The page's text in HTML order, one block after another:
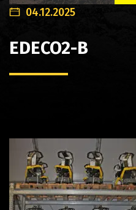
04.12.2025
EDECO2-B